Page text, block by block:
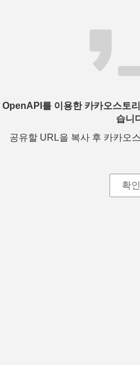
OpenAPI를 이용한 카카오스토
습니
공유할 URL을 복사 후 카카오
확인